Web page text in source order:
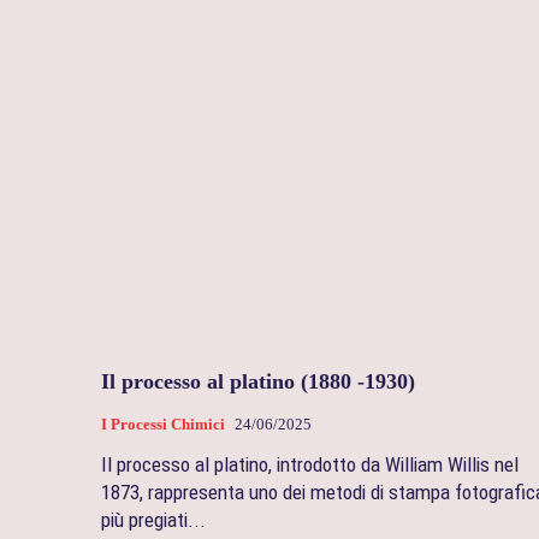
Il processo al platino (1880 -1930)
I Processi Chimici 24/06/2025
Il processo al platino, introdotto da William Willis nel
1873, rappresenta uno dei metodi di stampa
più pregiati...